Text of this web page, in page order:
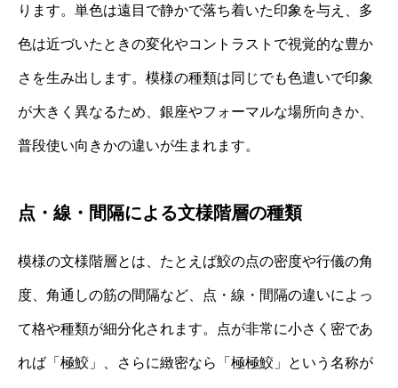
ります。単色は遠目で静かで落ち着いた印象を与え、多
色は近づいたときの変化やコントラストで視覚的な豊か
さを生み出します。模様の種類は同じでも色遣いで印象
が大きく異なるため、銀座やフォーマルな場所向きか、
普段使い向きかの違いが生まれます。
点・線・間隔による文様階層の種類
模様の文様階層とは、たとえば鮫の点の密度や行儀の角
度、角通しの筋の間隔など、点・線・間隔の違いによっ
て格や種類が細分化されます。点が非常に小さく密であ
れば「極鮫」、さらに緻密なら「極極鮫」という名称が